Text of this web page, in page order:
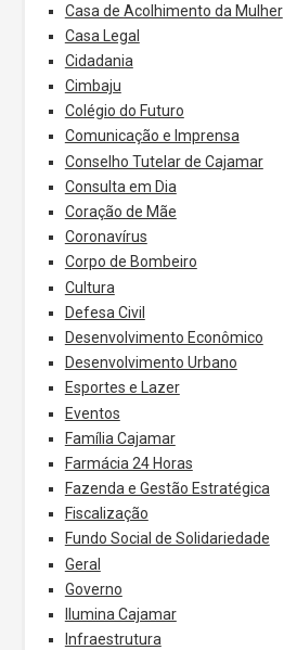
Casa de Acolhimento da Mulher
Casa Legal
Cidadania
Cimbaju
Colégio do Futuro
Comunicação e Imprensa
Conselho Tutelar de Cajamar
Consulta em Dia
Coração de Mãe
Coronavírus
Corpo de Bombeiro
Cultura
Defesa Civil
Desenvolvimento Econômico
Desenvolvimento Urbano
Esportes e Lazer
Eventos
Família Cajamar
Farmácia 24 Horas
Fazenda e Gestão Estratégica
Fiscalização
Fundo Social de Solidariedade
Geral
Governo
Ilumina Cajamar
Infraestrutura